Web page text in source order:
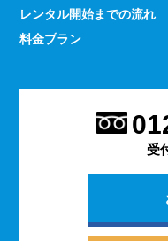
レンタル開始までの流れ
料金プラン
受